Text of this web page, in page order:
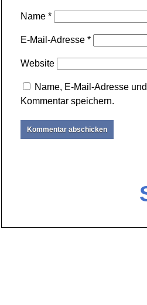
Name *
E-Mail-Adresse *
Website
Name, E-Mail-Adresse
Kommentar speichern.